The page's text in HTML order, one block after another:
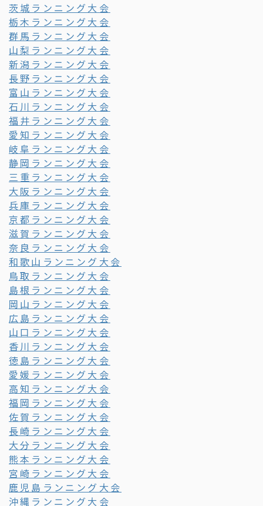
茨城ランニング大会
栃木ランニング大会
群馬ランニング大会
山梨ランニング大会
新潟ランニング大会
長野ランニング大会
富山ランニング大会
石川ランニング大会
福井ランニング大会
愛知ランニング大会
岐阜ランニング大会
静岡ランニング大会
三重ランニング大会
大阪ランニング大会
兵庫ランニング大会
京都ランニング大会
滋賀ランニング大会
奈良ランニング大会
和歌山ランニング大会
鳥取ランニング大会
島根ランニング大会
岡山ランニング大会
広島ランニング大会
山口ランニング大会
香川ランニング大会
徳島ランニング大会
愛媛ランニング大会
高知ランニング大会
福岡ランニング大会
佐賀ランニング大会
長崎ランニング大会
大分ランニング大会
熊本ランニング大会
宮崎ランニング大会
鹿児島ランニング大会
沖縄ランニング大会